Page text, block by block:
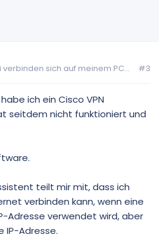
verbinden sich auf meinem PC...
#3
ich ein Cisco VPN
seitdem nicht funktioniert und
teilt mir mit, dass ich
verbinden kann, wenn eine
Adresse verwendet wird, aber
IP-Adresse.